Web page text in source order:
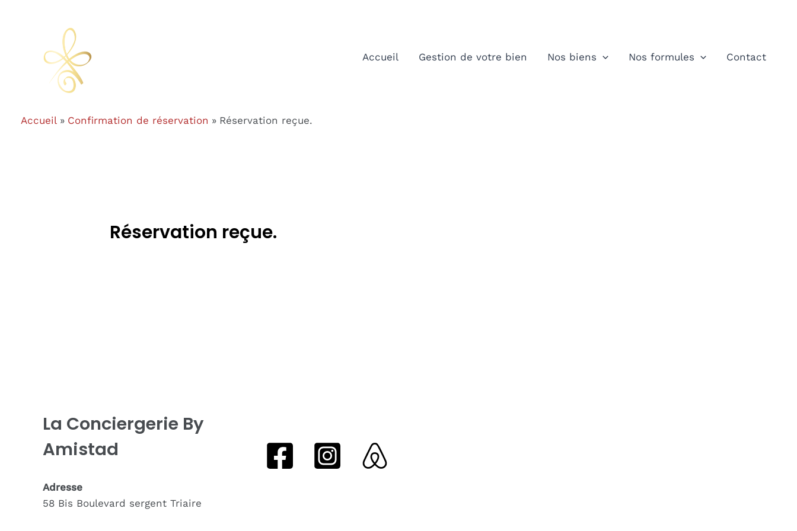
Accueil
Gestion de votre bien Nos biens Nos formules Contact
Accueil Confirmation de réservation Réservation reçue.
Réservation reçue.
La Conciergerie By
Amistad
Adresse
58 Bis Boulevard sergent Triaire